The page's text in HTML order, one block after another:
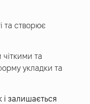
та створює
чіткими та
укладки та
і залишається